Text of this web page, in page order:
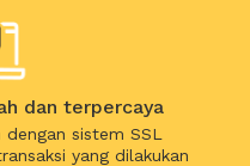
dan terpercaya
sistem SSL
yang dilakukan